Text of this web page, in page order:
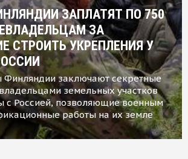
ЗАПЛАТЯТ ПО 750
ЗА
СТРОИТЬ УКРЕПЛЕНИЯ У
заключают секретные
земельных участков
с Россией, позволяющие военным
работы на их земле